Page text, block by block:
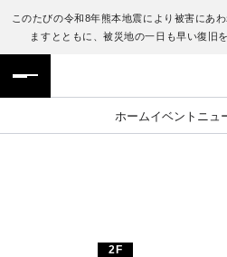
このたびの令和8年熊本地震により被害にあ
ますとともに、被災地の一日も早い復旧
ホームイベント ニュ
フロアガイド
施設案内・アクセス
ENGLISH
繁体字
2F